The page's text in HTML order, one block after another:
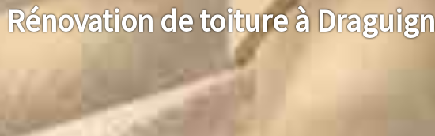
Rénovation de toiture à